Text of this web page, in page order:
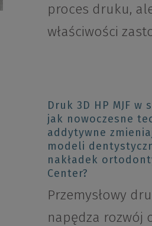
proces druku,
właściwości
Druk 3D HP MJF
jak nowoczesne
addytywne
modeli
nakładek
Center?
Przemysłowy
napędza rozwój